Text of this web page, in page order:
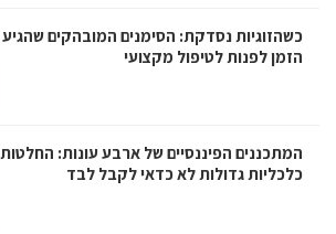
כשהזוגיות נסדקת: הסימנים המובהקים שהגיע
הזמן לפנות לטיפול מקצועי
המתכננים הפיננסיים של ארבע עונות: החלטות
כלכליות גדולות לא כדאי לקבל לבד